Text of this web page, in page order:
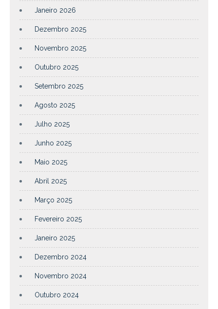
Janeiro 2026
Dezembro 2025
Novembro 2025
Outubro 2025
Setembro 2025
Agosto 2025
Julho 2025
Junho 2025
Maio 2025
Abril 2025
Março 2025
Fevereiro 2025
Janeiro 2025
Dezembro 2024
Novembro 2024
Outubro 2024